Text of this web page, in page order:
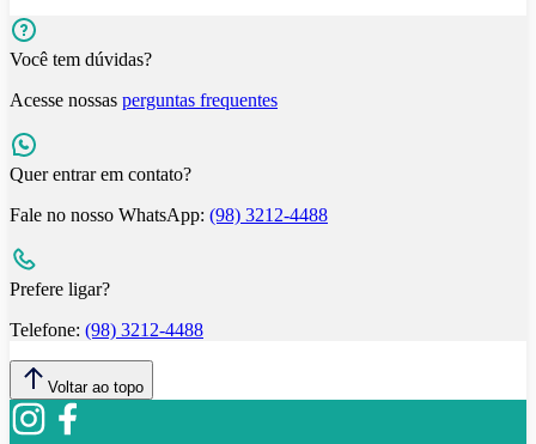
Você tem dúvidas?
Acesse nossas perguntas frequentes
Quer entrar em contato?
Fale no nosso WhatsApp: (98) 3212-4488
Prefere ligar?
Telefone: (98) 3212-4488
Voltar ao topo